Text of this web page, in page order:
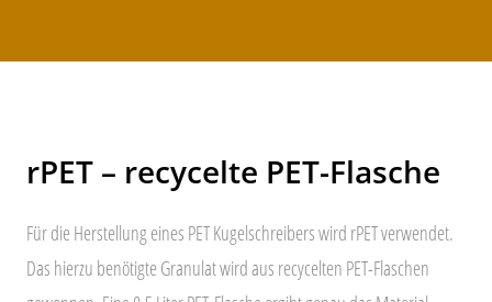
rPET – recycelte PET-Flasche
Für die Herstellung eines PET Kugelschreibers wird rPET verwendet.
Das hierzu benötigte Granulat wird aus recycelten PET-Flaschen